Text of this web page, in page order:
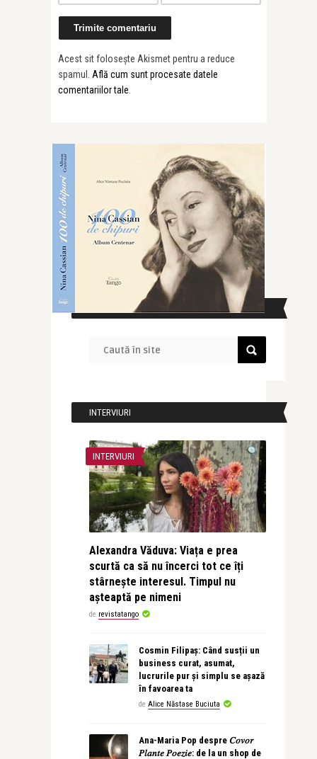
Acest sit folosește Akismet pentru a reduce
spamul. Află cum sunt procesate datele
comentariilor tale
CAUTĂ ÎN SITE
INTERVIURI
INTERVIURI
Alexandra Văduva: Viața e prea
scurtă ca să nu încerci tot ce îți
stârnește interesul. Timpul nu
așteaptă pe nimeni
de revistatango
Cosmin Filipaș: Când susții un
business curat, asumat,
lucrurile pur și simplu se așază
în favoarea ta
de Alice Năstase Buciuta
Ana-Maria Pop despre 𝐶𝑜𝑣𝑜𝑟
𝑃𝑙𝑎𝑛𝑡𝑒 𝑃𝑜𝑒𝑧𝑖𝑒: de la un shop de